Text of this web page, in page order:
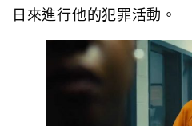
日來進行他的犯罪活動。